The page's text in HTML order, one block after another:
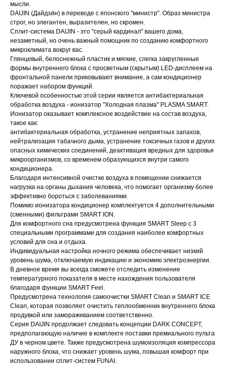
мысли.
DAIJIN (Дайдзи́н) в переводе с японского "министр". Образ министра
строг, но элегантен, выразителен, но скромен.
Сплит-система DAIJIN - это "серый кардинал" вашего дома,
незаметный, но очень важный помощник по созданию комфортного
микроклимата вокруг вас.
Глянцевый, белоснежный пластик и мягкие, слегка закругленные
формы внутреннего блока с просветным (скрытым) LED-дисплеем на
фронтальной панели приковывают внимание, а сам кондиционер
поражает набором функций.
Ключевой особенностью этой серии является антибактериальная
обработка воздуха - ионизатор "Холодная плазма" PLASMA SMART.
Ионизатор оказывает комплексное воздействие на состав воздуха,
такое как:
антибактериальная обработка, устранение неприятных запахов,
нейтрализация табачного дыма, устранение токсичных газов и других
опасных химических соединений, деактивация вредных для здоровья
микроорганизмов, со временем образующихся внутри самого
кондиционера.
Благодаря интенсивной очистке воздуха в помещении снижается
нагрузка на органы дыхания человека, что помогает организму более
эффективно бороться с заболеваниями.
Помимо ионизатора кондиционер комплектуется 4 дополнительными
(сменными) фильтрами SMART ION.
Для комфортного сна предусмотрена функция SMART Sleep с 3
специальными программами для создания наиболее комфортных
условий для сна и отдыха.
Индивидуальная настройка ночного режима обеспечивает низкий
уровень шума, отключаемую индикацию и экономию электроэнергии.
В дневное время вы всегда сможете отследить изменение
температурного показателя в месте нахождения пользователя
благодаря функции SMART Feel.
Предусмотрена технология самоочистки SMART Clean и SMART ICE
Clean, которая позволяет очистить теплообменник внутреннего блока
продувкой или замораживанием соответственно.
Серия DAIJIN продолжает следовать концепции DARK CONCEPT,
предполагающую наличие в комплекте поставки премиального пульта
ДУ в черном цвете. Также предусмотрена шумоизоляция компрессора
наружного блока, что снижает уровень шума, повышая комфорт при
использовании сплит-систем FUNAI.